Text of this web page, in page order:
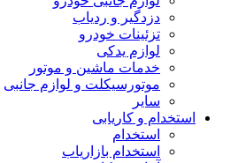
دزدگیر و ردیاب
تزئینات خودرو
لوازم یدکی
خدمات ماشین و موتور
موتورسیکلت و لوازم جانبی
سایر
استخدام و کاریابی
استخدام
استخدام بازاریاب